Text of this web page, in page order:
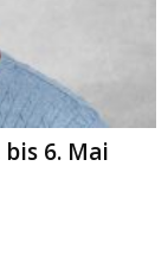
6. Mai